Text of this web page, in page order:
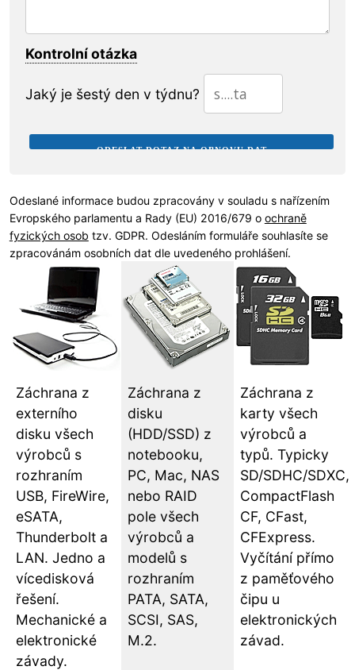
Kontrolní otázka
Jaký je šestý den v týdnu?
Odeslané informace budou zpracovány v souladu s nařízením
Evropského parlamentu a Rady (EU) 2016/679 o ochraně
fyzických osob tzv. GDPR. Odesláním formuláře souhlasíte se
zpracovánám osobních dat dle uvedeného prohlášení.
Záchrana z
externího
disku všech
výrobců s
rozhraním
USB, FireWire,
eSATA,
Thunderbolt a
LAN. Jedno a
vícedisková
řešení.
Mechanické a
elektronické
závady.
Záchrana z
disku
(HDD/SSD) z
notebooku,
PC, Mac, NAS
nebo RAID
pole všech
výrobců a
modelů s
rozhraním
PATA, SATA,
SCSI, SAS,
M.2.
Záchrana z
karty všech
výrobců a
typů. Typicky
SD/SDHC/SDXC,
CompactFlash
CF, CFast,
CFExpress.
Vyčítání přímo
z paměťového
čipu u
elektronických
závad.